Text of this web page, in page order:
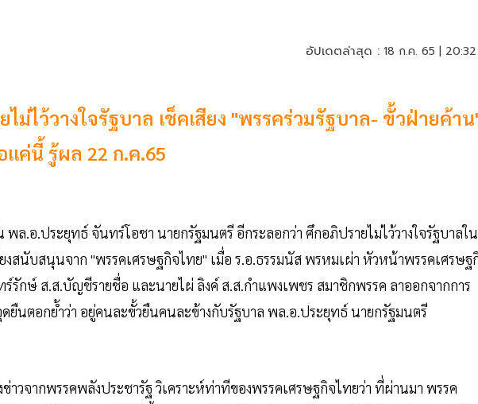
อัปเดตล่าสุด : 18 ก.ค. 65 |
ไม่ไว้วางใจรัฐบาล เช็คเสียง "พรรคร่วมรัฐบาล- ขั้วฝ่ายค้า
ค่นี้ รู้ผล 22 ก.ค.65
ล.อ.ประยุทธ์ จันทร์โอชา นายกรัฐมนตรี อีกระลอกว่า ศึกอภิปรายไม่ไว้วางใจรัฐบาลใน
สนับสนุนจาก "พรรคเศรษฐกิจไทย" เมื่อ ร.อ.ธรรมนัส พรหมเผ่า หัวหน้าพรรคเศรษฐ
รักษ์ ส.ส.บัญชีรายชื่อ และนายไผ่ ลิงค์ ส.ส.กำแพงเพชร สมาชิกพรรค ลาออกจากการ
ยืนตอกย้ำว่า อยู่คนละขั้วยืนคนละข้างกับรัฐบาล พล.อ.ประยุทธ์ นายกรัฐมนตรี
าวจากพรรคพลังประชารัฐ วิเคราะห์ท่าทีของพรรคเศรษฐกิจไทยว่า ที่ผ่านมา พรรค